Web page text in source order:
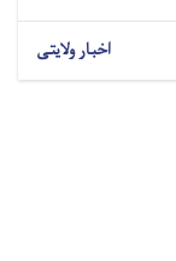
اخبار ولایتی